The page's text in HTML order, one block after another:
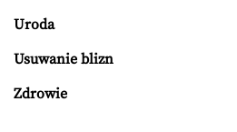
Uroda
Usuwanie blizn
Zdrowie